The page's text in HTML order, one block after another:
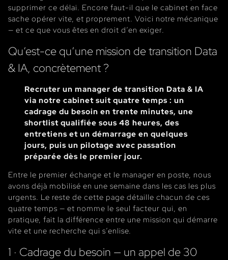
supprimer ce délai. Encore faut-il que le cabinet en face
sache opérer vite, et proprement. Voici notre mécanique
— et ce que vous êtes en droit d’en exiger.
Qu’est-ce qu’une mission de transition Data
& IA, concrètement ?
Recruter un manager de transition Data & IA
via notre cabinet suit quatre temps : un
cadrage du besoin en trente minutes, une
shortlist qualifiée sous 48 heures, des
entretiens et un démarrage en quelques
jours, puis un pilotage avec passation
préparée dès le premier jour.
Entre le premier échange et le manager en poste, nous
avons déjà mobilisé en une semaine dans les cas les plus
urgents. Le reste de cette page détaille chacun de ces
quatre temps — et nomme le seul facteur qui, en
pratique, fait la différence entre une mission qui démarre
vite et une recherche qui s’enlise.
1 · Cadrage du besoin — un appel de 30